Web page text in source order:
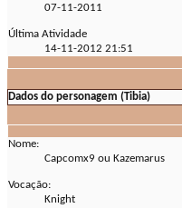
07-11-2011
Última Atividade
14-11-2012 21:51
Dados do personagem (Tibia)
Nome:
Capcomx9 ou Kazemarus
Vocação:
Knight